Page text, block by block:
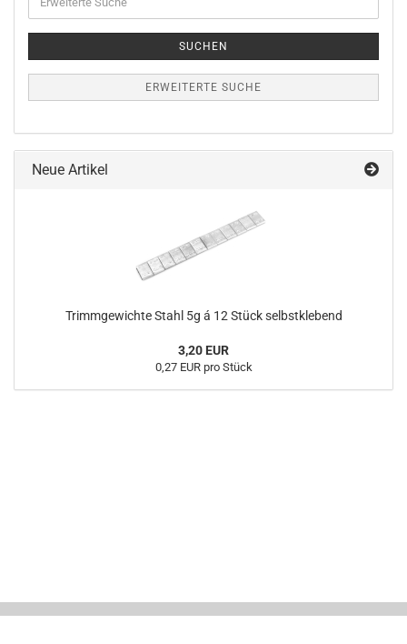
Suche
SUCHEN
ERWEITERTE SUCHE
Neue Artikel
Trimmgewichte Stahl 5g á 12 Stück selbstklebend
3,20 EUR
0,27 EUR pro Stück